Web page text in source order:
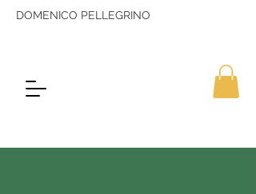
DOMENICO PELLEGRINO